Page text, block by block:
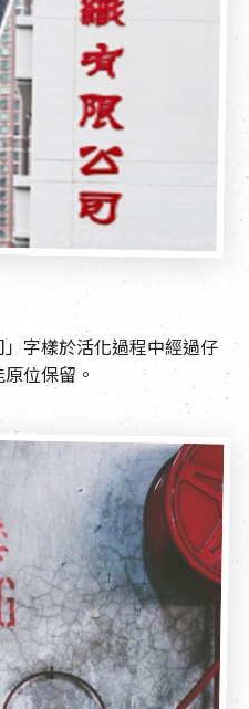
字樣於活化過程中經過仔
位保留。